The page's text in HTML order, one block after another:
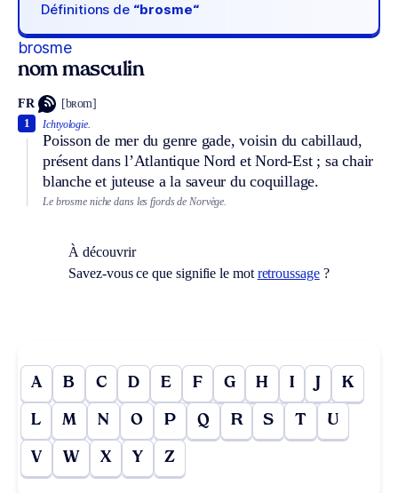
Définitions de “brosme“
brosme
nom masculin
FR [bʀom]
Ichtyologie.
Poisson de mer du genre gade, voisin du cabillaud,
présent dans l’Atlantique Nord et Nord-Est ; sa chair
blanche et juteuse a la saveur du coquillage.
1
Le brosme niche dans les fjords de Norvège.
À découvrir
Savez-vous ce que signifie le mot retroussage?
A B C D E F G H I J K
L M N O P Q R S T U
V W X Y Z